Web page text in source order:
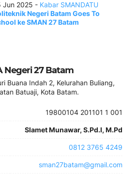
Jun 2025 - Kabar SMANDATU
Negeri Batam Goes To
ke SMAN 27 Batam
Negeri 27 Batam
Buana Indah 2, Kelurahan Buliang,
Batuaji, Kota Batam.
19800104 201101 1 001
Slamet Munawar, S.Pd.I, M.Pd
0812 3765 4249
sman27batam@gmail.com